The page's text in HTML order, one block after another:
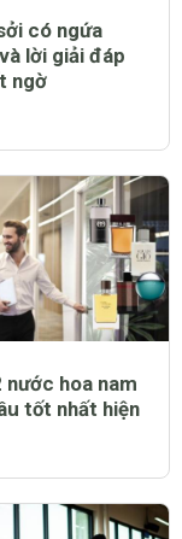
có ngứa
lời giải đáp
ngờ
nước hoa nam
tốt nhất hiện